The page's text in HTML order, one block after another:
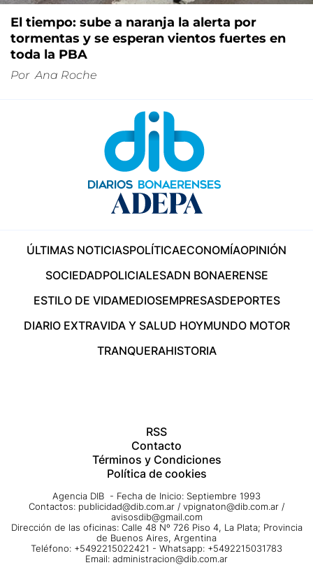
El tiempo: sube a naranja la alerta por
tormentas y se esperan vientos fuertes en
toda la PBA
Por Ana Roche
ÚLTIMAS NOTICIASPOLÍTICAECONOMÍAOPINIÓN
SOCIEDADPOLICIALESADN BONAERENSE
ESTILO DE VIDAMEDIOSEMPRESASDEPORTES
DIARIO EXTRAVIDA Y SALUD HOYMUNDO MOTOR
TRANQUERAHISTORIA
RSS
Contacto
Términos y Condiciones
Política de cookies
Agencia DIB - Fecha de Inicio: Septiembre 1993
Contactos: publicidad@dib.com.ar / vpignaton@dib.com.ar /
avisosdib@gmail.com
Dirección de las oficinas: Calle 48 Nº 726 Piso 4, La Plata; Provincia
de Buenos Aires, Argentina
Teléfono: +5492215022421 - Whatsapp: +5492215031783
Email: administracion@dib.com.ar